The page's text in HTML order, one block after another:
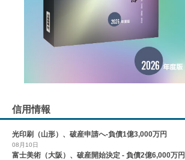
信用情報
光印刷（山形）、破産申請へ-負債1億3,000万円
08月10日
富士美術（大阪）、破産開始決定 - 負債2億6,000万円